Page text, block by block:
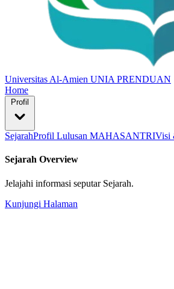
Universitas Al-Amien UNIA PRENDUAN
Home
SejarahProfil Lulusan MAHASANTRIVisi
Sejarah Overview
Jelajahi informasi seputar Sejarah.
Kunjungi Halaman